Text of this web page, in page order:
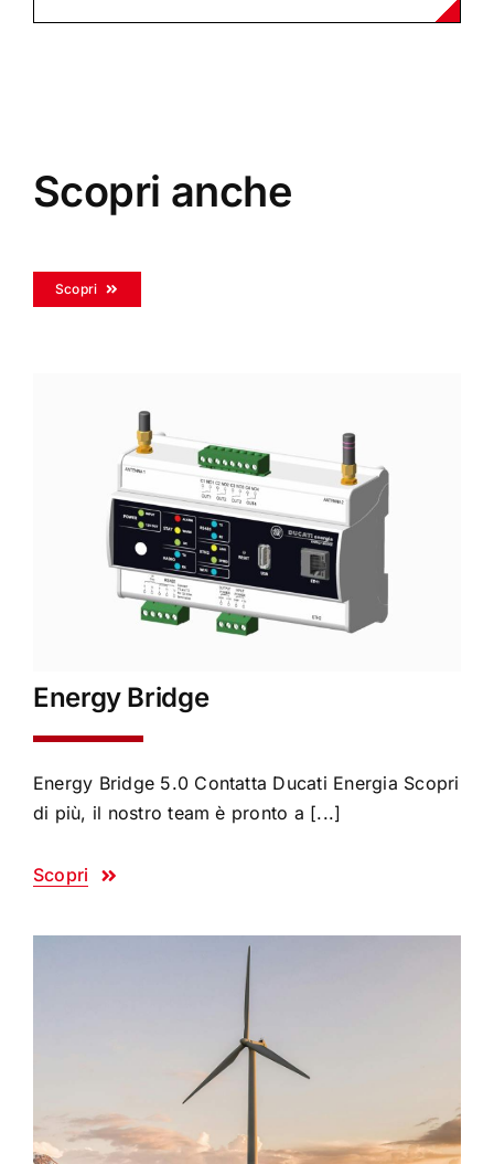
Scopri anche
Scopri
Energy Bridge
Energy Bridge 5.0 Contatta Ducati Energia Scopri
di più, il nostro team è pronto a [...]
Scopri